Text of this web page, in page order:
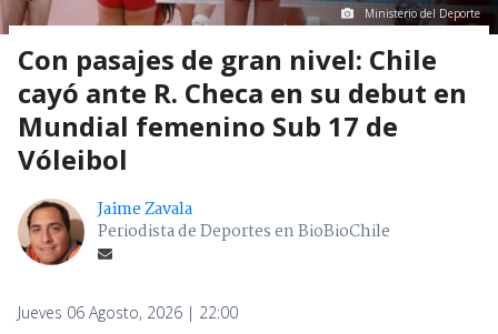
Ministerio del Deporte
Con pasajes de gran nivel: Chile
cayó ante R. Checa en su debut en
Mundial femenino Sub 17 de
Vóleibol
Jaime Zavala
Periodista de Deportes en BioBioChile
Jueves 06 Agosto, 2026 | 22:00